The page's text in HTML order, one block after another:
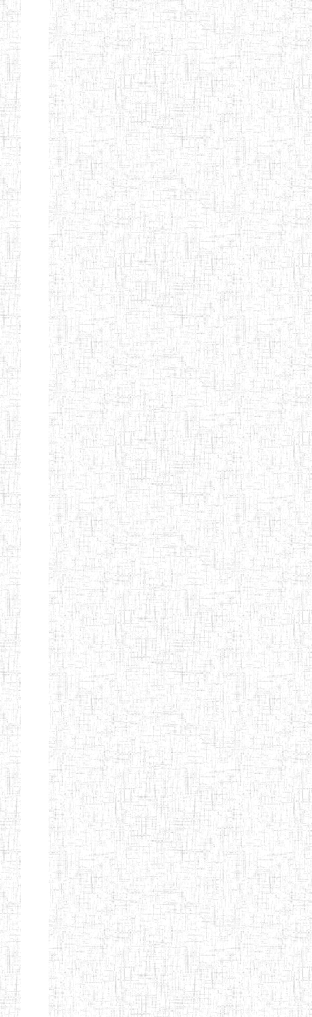
MODEL
INCLUSIVE
BILINGUAL
TEACHER
TRAINING
INSTITUTE
08/09/2015 ENIEG
CEFED/SPED/TTI
SANTA
17/11/2008 ENIEG
PTTC MBENGWI 06/08/1990 ENIEG
FULL GOSPEL
BTTC MBENGWI
02/10/1998 ENIEG
BAPTIST
TEACHERS
TRAINING
COLLEGE
08/08/1983 ENIEG
KENCHOLIA
TEACHER'S
TRAINING
COLLEGE
"K.T.T.C NDOP"
15/09/2015 ENIEG
ENIEG PRIVEE
BILINGUE
LAIQUE LES
PERFORMANCES
PEDAGOGIQUES
01/09/2015 ENIEG
ENIEG DU HAUT
NKAM
12/08/2013 ENIEG
ENIEG BILINGUE
DE L'IPEP DE
BANDJOUN
05/09/2003 ENIEG
ENIEG PRIVEE
NANFAH
07/09/2012 ENIEG
ENPIEG TERESA
JANE
14/03/2014 ENIEG
ENIEG
MODERNE
SAINTE MARIE
04/08/2010 ENIEG
ENIEG PRIVEE
04/08/2010 ENIEG